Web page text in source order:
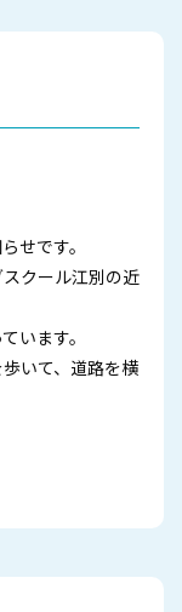
せです。
クール江別の近
います。
いて、道路を横